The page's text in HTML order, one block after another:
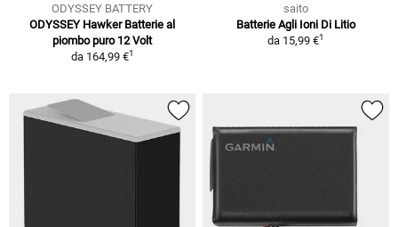
ODYSSEY BATTERY
ODYSSEY Hawker Batterie al
piombo puro 12 Volt
da 164,99 €1
saito
Batterie Agli Ioni Di Litio
da 15,99 €1